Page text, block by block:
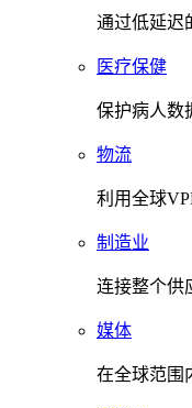
通过低延迟
医疗保健
保护病人数
物流
利用全球
制造业
连接整个供
媒体
在全球范围